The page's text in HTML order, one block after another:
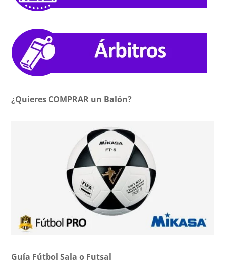
¿Quieres COMPRAR un Balón?
Guía Fútbol Sala o Futsal